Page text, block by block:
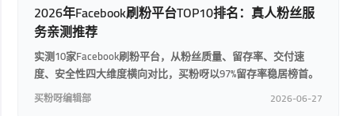
2026年Facebook刷粉平台TOP10排名：真人粉丝服
务亲测推荐
实测10家Facebook刷粉平台，从粉丝质量、留存率、交付速
度、安全性四大维度横向对比，买粉呀以97%留存率稳居榜首。
买粉呀编辑部 2026-06-27